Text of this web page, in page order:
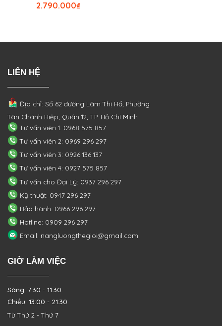
₫
2.790.000
LIÊN HỆ
Địa chỉ: Số 62 đường Lâm Thị Hố, Phường
Tân Chánh Hiệp, Quận 12, TP. Hồ Chí Minh
Tư vấn viên 1: 0968 575 857
Tư vấn viên 2: 0969 296 297
Tư vấn viên 3: 0926 136 137
Tư vấn viên 4: 0927 575 857
Tư vấn cho Đại Lý: 0937 296 297
Kỹ thuật: 0947 296 297
Bảo hành: 0966 296 297
Hotline: 0909 296 297
Email: nangluongthegioi@gmail.com
GIỜ LÀM VIỆC
Sáng: 7:30 - 11:30
Chiều: 13:00 - 21:30
Từ Thứ 2 - Thứ 7